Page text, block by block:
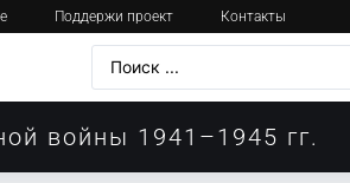
Поддержи проект Контакты
войны 1941–1945 гг.